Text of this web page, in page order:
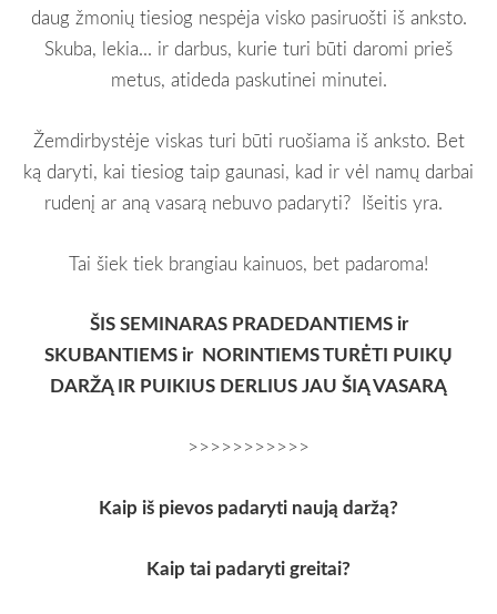
daug žmonių tiesiog nespėja visko pasiruošti iš anksto.
Skuba, lekia... ir darbus, kurie turi būti daromi prieš
metus, atideda paskutinei minutei.
Žemdirbystėje viskas turi būti ruošiama iš anksto. Bet
ką daryti, kai tiesiog taip gaunasi, kad ir vėl namų darbai
rudenį ar aną vasarą nebuvo padaryti? Išeitis yra.
Tai šiek tiek brangiau kainuos, bet padaroma!
ŠIS SEMINARAS PRADEDANTIEMS ir
SKUBANTIEMS ir NORINTIEMS TURĖTI PUIKŲ
DARŽĄ IR PUIKIUS DERLIUS JAU ŠIĄ VASARĄ
>>>>>>>>>>>
Kaip iš pievos padaryti naują daržą?
Kaip tai padaryti greitai?